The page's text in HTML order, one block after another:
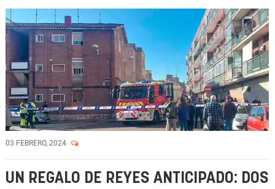
03 FEBRERO, 2024
UN REGALO DE REYES ANTICIPADO: DOS